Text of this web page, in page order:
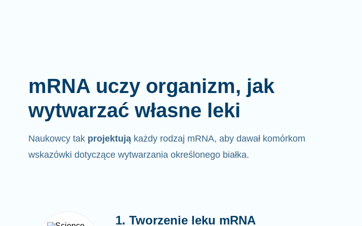
mRNA uczy organizm, jak
wytwarzać własne leki
Naukowcy tak projektująkażdy rodzaj mRNA, aby dawał komórkom
wskazówki dotyczące wytwarzania określonego białka.
1. Tworzenie leku mRNA